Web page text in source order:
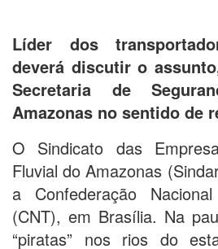
Líder dos
deverá discutir o
Secretaria de
Amazonas no sentido de
O Sindicato das
Fluvial do Amazonas
a Confederação
(CNT), em Brasília. Na
“piratas” nos rios do